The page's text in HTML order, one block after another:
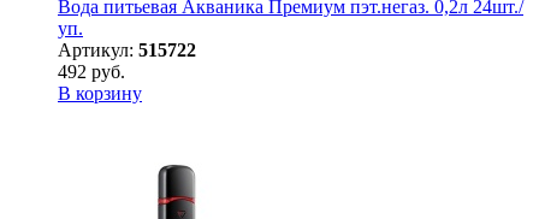
Вода питьевая Акваника Премиум пэт.негаз. 0,2л 24шт./
уп.
Артикул: 515722
492 руб.
В корзину